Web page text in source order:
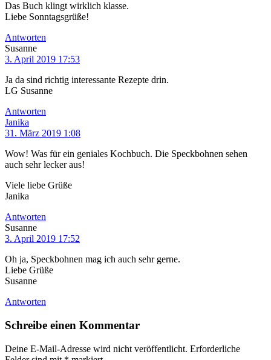
Das Buch klingt wirklich klasse.
Liebe Sonntagsgrüße!
Antworten
Susanne
3. April 2019 17:53
Ja da sind richtig interessante Rezepte drin.
LG Susanne
Antworten
Janika
31. März 2019 1:08
Wow! Was für ein geniales Kochbuch. Die Speckbohnen sehen
auch sehr lecker aus!
Viele liebe Grüße
Janika
Antworten
Susanne
3. April 2019 17:52
Oh ja, Speckbohnen mag ich auch sehr gerne.
Liebe Grüße
Susanne
Antworten
Schreibe einen Kommentar
Deine E-Mail-Adresse wird nicht veröffentlicht. Erforderliche